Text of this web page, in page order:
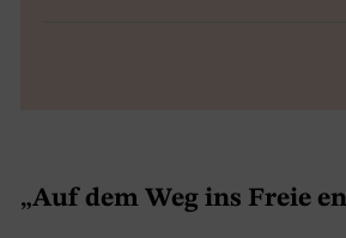
„Auf dem Weg ins Freie